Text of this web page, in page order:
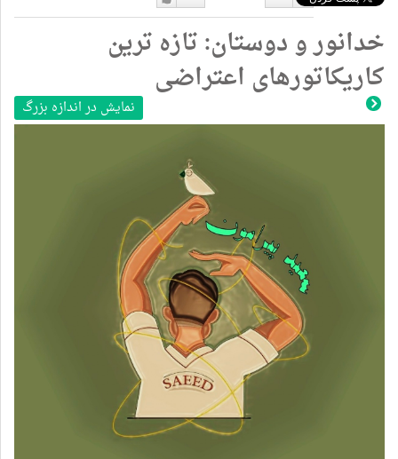
دوست
دارم
دوست
نداشتن
خدانور و دوستان: تازه ترین
کاریکاتورهای اعتراضی
نمایش در اندازه بزرگ